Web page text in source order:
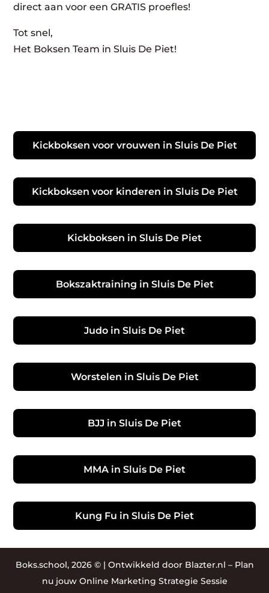
direct aan voor een GRATIS proefles!
Tot snel,
Het Boksen Team in Sluis De Piet!
Kickboksen voor vrouwen in Sluis De Piet
Kickboksen voor kinderen in Sluis De Piet
Kickboksen in Sluis De Piet
Bokszaktraining in Sluis De Piet
Judo in Sluis De Piet
Worstelen in Sluis De Piet
BJJ in Sluis De Piet
MMA in Sluis De Piet
Kung Fu in Sluis De Piet
Boks.school, 2026 © | Ontwikkeld door Blazter.nl – Plan
nu jouw Online Marketing Strategie Sessie